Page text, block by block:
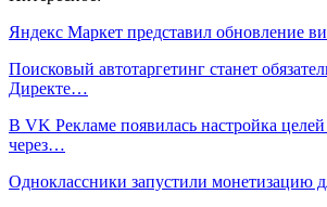
Яндекс Маркет представил обновление
Поисковый автотаргетинг станет
Директе…
В VK Рекламе появилась настройка
через…
Одноклассники запустили монетизацию